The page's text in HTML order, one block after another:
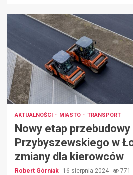
AKTUALNOŚCI MIASTO TRANSPORT
Nowy etap przebudowy
Przybyszewskiego w
zmiany dla kierowców
Robert Górniak 16 sierpnia 2024 771